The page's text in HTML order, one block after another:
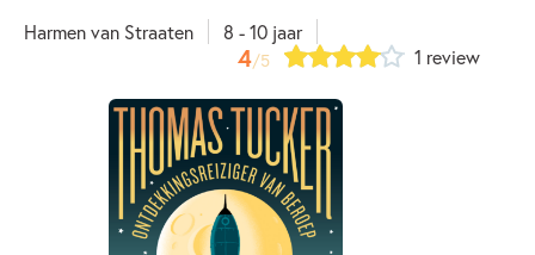
Harmen van Straaten 8 - 10 jaar
4/5 1 review